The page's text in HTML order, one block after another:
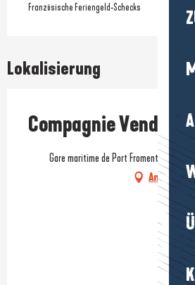
Französische Feriengeld-Schecks
Lokalisierung
Compagnie
Gare maritime de Port Fromentine,
Anfahrt